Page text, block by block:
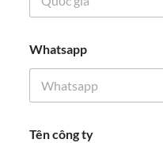
Whatsapp
Tên công ty